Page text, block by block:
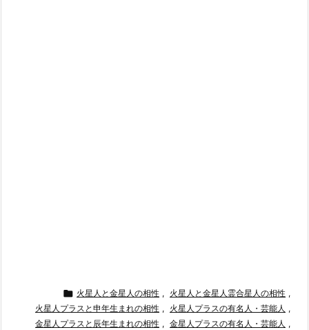
 火星人と金星人の相性 , 火星人と金星人霊合星人の相性 ,
火星人プラスと申年生まれの相性 , 火星人プラスの有名人・芸能人 ,
金星人プラスと辰年生まれの相性 , 金星人プラスの有名人・芸能人 ,